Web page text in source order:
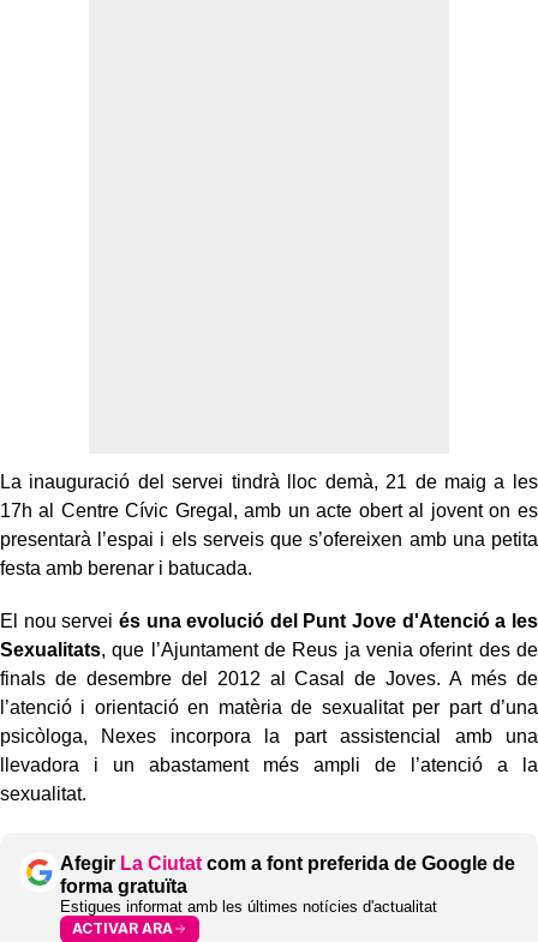
La inauguració del servei tindrà lloc demà, 21 de maig a les
17h al Centre Cívic Gregal, amb un acte obert al jovent on es
presentarà l’espai i els serveis que s’ofereixen amb una petita
festa amb berenar i batucada.
El nou servei és una evolució del Punt Jove d'Atenció a les
Sexualitats, que l’Ajuntament de Reus ja venia oferint des de
finals de desembre del 2012 al Casal de Joves. A més de
l’atenció i orientació en matèria de sexualitat per part d’una
psicòloga, Nexes incorpora la part assistencial amb una
llevadora i un abastament més ampli de l’atenció a la
sexualitat.
Afegir La Ciutat com a font preferida de Google de
forma gratuïta
Estigues informat amb les últimes notícies d'actualitat
ACTIVAR ARA